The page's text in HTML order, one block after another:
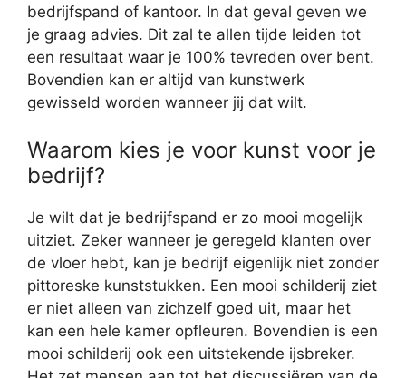
bedrijfspand of kantoor. In dat geval geven we
je graag advies. Dit zal te allen tijde leiden tot
een resultaat waar je 100% tevreden over bent.
Bovendien kan er altijd van kunstwerk
gewisseld worden wanneer jij dat wilt.
Waarom kies je voor kunst voor je
bedrijf?
Je wilt dat je bedrijfspand er zo mooi mogelijk
uitziet. Zeker wanneer je geregeld klanten over
de vloer hebt, kan je bedrijf eigenlijk niet zonder
pittoreske kunststukken. Een mooi schilderij ziet
er niet alleen van zichzelf goed uit, maar het
kan een hele kamer opfleuren. Bovendien is een
mooi schilderij ook een uitstekende ijsbreker.